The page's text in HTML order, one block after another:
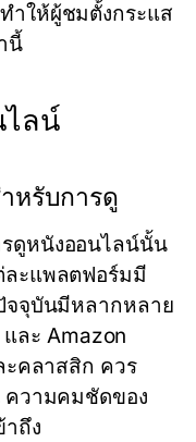
ำให้ผู้ชมตั้งกระแส
นี้
ลน์
หรับการดู
ดูหนังออนไลน์นั้น
ละแพลตฟอร์มมี
จจุบันมีหลากหลาย
ละ Amazon
คลาสสิก ควร
ความคมชัดของ
ถึง